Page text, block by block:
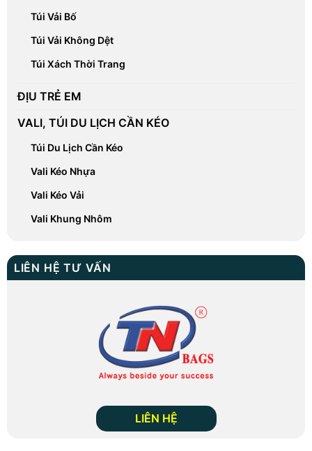
Túi Vải Bố
Túi Vải Không Dệt
Túi Xách Thời Trang
ĐỊU TRẺ EM
VALI, TÚI DU LỊCH CẦN KÉO
Túi Du Lịch Cần Kéo
Vali Kéo Nhựa
Vali Kéo Vải
Vali Khung Nhôm
LIÊN HỆ TƯ VẤN
LIÊN HỆ